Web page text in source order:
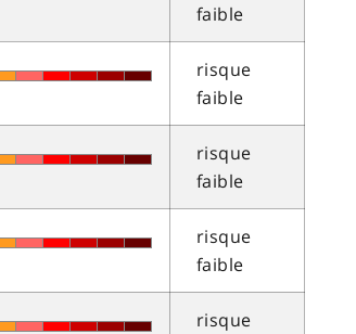
faible
risque
faible
risque
faible
risque
faible
risque